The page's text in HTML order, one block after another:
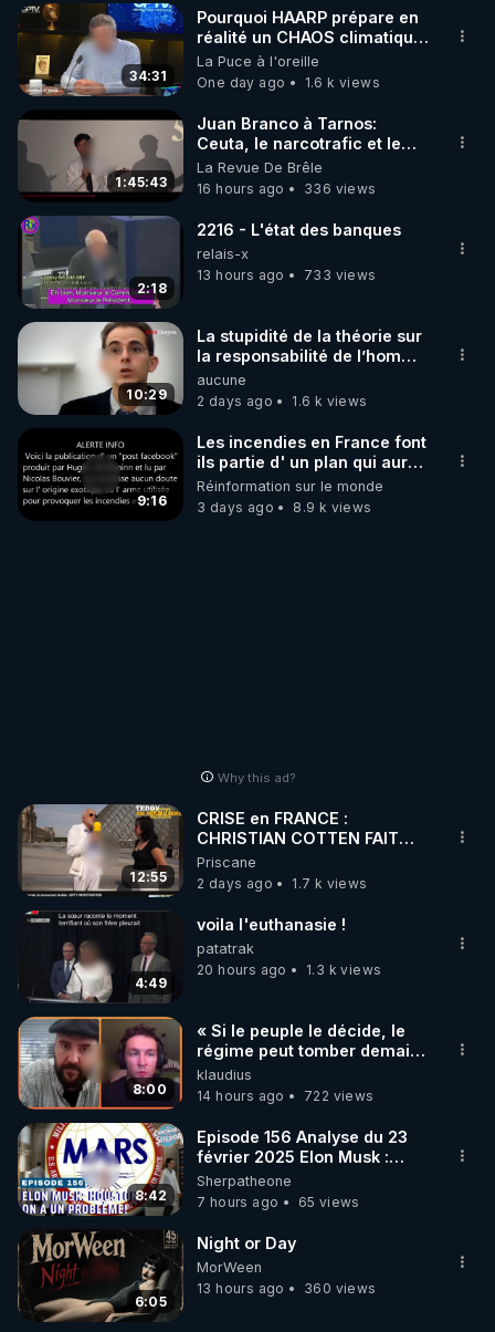
▶ 30 jours gratuit sur l’application de méditation et
de bien-être ENVOL :
Rendez-vous sur https://www.envol.app/code
le code : REGENERE
34:31
Pourquoi HAARP prépare en
réalité un CHAOS climatique,
on répond
La Puce à l'oreille
One day ago
1.6 k views
1:45:43
Juan Branco à Tarnos:
Ceuta, le narcotrafic et le
pouvoir en France
La Revue De Brêle
16 hours ago
336 views
2:18
2216 - L'état des banques
relais-x
13 hours ago
733 views
10:29
La stupidité de la théorie sur
la responsabilité de l’homme
concernant le dioxyde de
carbone.
aucune
2 days ago
1.6 k views
9:16
Les incendies en France font
ils partie d' un plan qui aurait
débuté le 11 septembre 2001
?
Réinformation sur le monde
3 days ago
8.9 k views
Why this ad?
12:55
CRISE en FRANCE :
CHRISTIAN COTTEN FAIT
une étrange découverte
Priscane
2 days ago
1.7 k views
4:49
voila l'euthanasie !
patatrak
20 hours ago
1.3 k views
8:00
« Si le peuple le décide, le
régime peut tomber demain !
»
klaudius
14 hours ago
722 views
8:42
Episode 156 Analyse du 23
février 2025 Elon Musk :
Houston , on a un problème !
Sherpatheone
7 hours ago
65 views
6:05
Night or Day
MorWeen
13 hours ago
360 views